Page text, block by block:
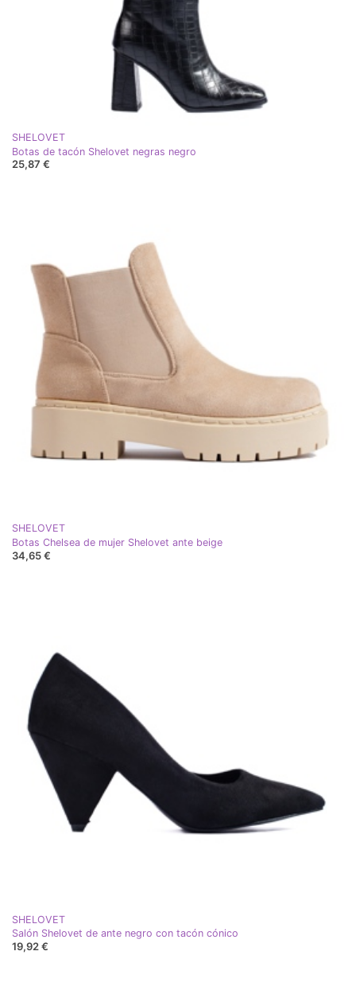
SHELOVET
Botas de tacón Shelovet negras negro
25,87 €
SHELOVET
Botas Chelsea de mujer Shelovet ante beige
34,65 €
SHELOVET
Salón Shelovet de ante negro con tacón cónico
19,92 €